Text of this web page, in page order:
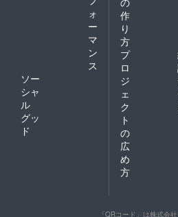
ォ
ー
マ
ン
ス
ソー
シャ
ル
グッ
ド
作
り
方
プ
ロ
ジ
ェ
ク
ト
の
広
め
方
「QRコード」は株式会